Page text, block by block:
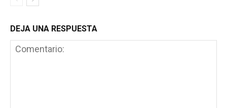
DEJA UNA RESPUESTA